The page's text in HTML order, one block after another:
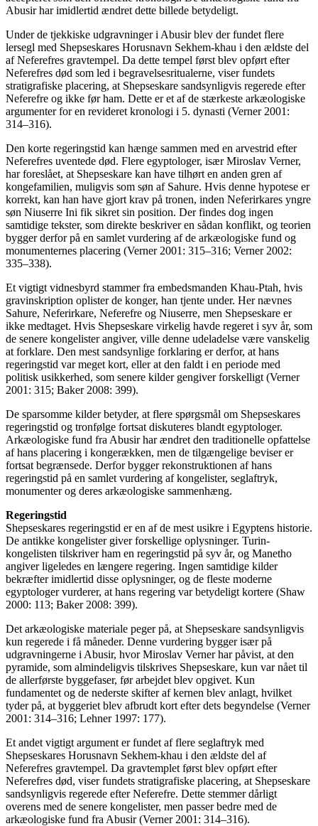
Abusir har imidlertid ændret dette billede betydeligt.
Under de tjekkiske udgravninger i Abusir blev der fundet flere
lersegl med Shepseskares Horusnavn Sekhem-khau i den ældste del
af Neferefres gravtempel. Da dette tempel først blev opført efter
Neferefres død som led i begravelsesritualerne, viser fundets
stratigrafiske placering, at Shepseskare sandsynligvis regerede efter
Neferefre og ikke før ham. Dette er et af de stærkeste arkæologiske
argumenter for en revideret kronologi i 5. dynasti (Verner 2001:
314–316).
Den korte regeringstid kan hænge sammen med en arvestrid efter
Neferefres uventede død. Flere egyptologer, især Miroslav Verner,
har foreslået, at Shepseskare kan have tilhørt en anden gren af
kongefamilien, muligvis som søn af Sahure. Hvis denne hypotese er
korrekt, kan han have gjort krav på tronen, inden Neferirkares yngre
søn Niuserre Ini fik sikret sin position. Der findes dog ingen
samtidige tekster, som direkte beskriver en sådan konflikt, og teorien
bygger derfor på en samlet vurdering af de arkæologiske fund og
monumenternes placering (Verner 2001: 315–316; Verner 2002:
335–338).
Et vigtigt vidnesbyrd stammer fra embedsmanden Khau-Ptah, hvis
gravinskription oplister de konger, han tjente under. Her nævnes
Sahure, Neferirkare, Neferefre og Niuserre, men Shepseskare er
ikke medtaget. Hvis Shepseskare virkelig havde regeret i syv år, som
de senere kongelister angiver, ville denne udeladelse være vanskelig
at forklare. Den mest sandsynlige forklaring er derfor, at hans
regeringstid var meget kort, eller at den faldt i en periode med
politisk usikkerhed, som senere kilder gengiver forskelligt (Verner
2001: 315; Baker 2008: 399).
De sparsomme kilder betyder, at flere spørgsmål om Shepseskares
regeringstid og tronfølge fortsat diskuteres blandt egyptologer.
Arkæologiske fund fra Abusir har ændret den traditionelle opfattelse
af hans placering i kongerækken, men de tilgængelige beviser er
fortsat begrænsede. Derfor bygger rekonstruktionen af hans
regeringstid på en samlet vurdering af kongelister, seglaftryk,
monumenter og deres arkæologiske sammenhæng.
Regeringstid
Shepseskares regeringstid er en af de mest usikre i Egyptens historie.
De antikke kongelister giver forskellige oplysninger. Turin-
kongelisten tilskriver ham en regeringstid på syv år, og Manetho
angiver ligeledes en længere regering. Ingen samtidige kilder
bekræfter imidlertid disse oplysninger, og de fleste moderne
egyptologer vurderer, at hans regering var betydeligt kortere (Shaw
2000: 113; Baker 2008: 399).
Det arkæologiske materiale peger på, at Shepseskare sandsynligvis
kun regerede i få måneder. Denne vurdering bygger især på
udgravningerne i Abusir, hvor Miroslav Verner har påvist, at den
pyramide, som almindeligvis tilskrives Shepseskare, kun var nået til
de allerførste byggefaser, før arbejdet blev opgivet. Kun
fundamentet og de nederste skifter af kernen blev anlagt, hvilket
tyder på, at byggeriet blev afbrudt kort efter dets begyndelse (Verner
2001: 314–316; Lehner 1997: 177).
Et andet vigtigt argument er fundet af flere seglaftryk med
Shepseskares Horusnavn Sekhem-khau i den ældste del af
Neferefres gravtempel. Da gravtemplet først blev opført efter
Neferefres død, viser fundets stratigrafiske placering, at Shepseskare
sandsynligvis regerede efter Neferefre. Dette stemmer dårligt
overens med de senere kongelister, men passer bedre med de
arkæologiske fund fra Abusir (Verner 2001: 314–316).